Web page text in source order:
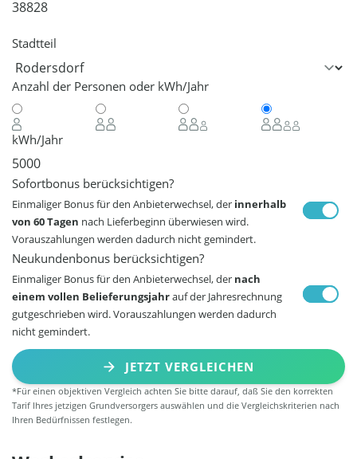
Stadtteil
Anzahl der Personen oder kWh/Jahr
kWh/Jahr
Sofortbonus berücksichtigen?
Einmaliger Bonus für den Anbieterwechsel, der innerhalb
von 60 Tagen nach Lieferbeginn überwiesen wird.
Vorauszahlungen werden dadurch nicht gemindert.
Neukundenbonus berücksichtigen?
Einmaliger Bonus für den Anbieterwechsel, der nach
einem vollen Belieferungsjahrauf der Jahresrechnung
gutgeschrieben wird. Vorauszahlungen werden dadurch
nicht gemindert.
JETZT VERGLEICHEN
*Für einen objektiven Vergleich achten Sie bitte darauf, daß Sie den korrekten
Tarif Ihres jetzigen Grundversorgers auswählen und die Vergleichskriterien nach
Ihren Bedürfnissen festlegen.